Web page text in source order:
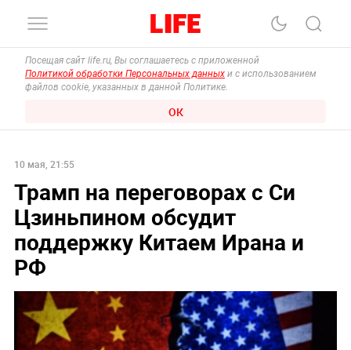
Посещая сайт life.ru, Вы соглашаетесь с приложенной
Политикой обработки Персональных данных и с использованием
файлов cookie, указанных в данной Политике.
ОК
10 мая, 21:55
Трамп на переговорах с Си
Цзиньпином обсудит
поддержку Китаем Ирана и
РФ